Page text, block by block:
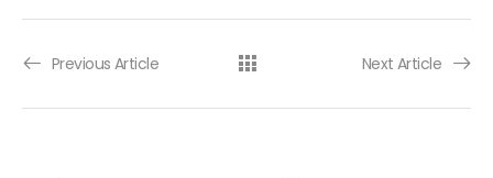
Previous Article Next Article